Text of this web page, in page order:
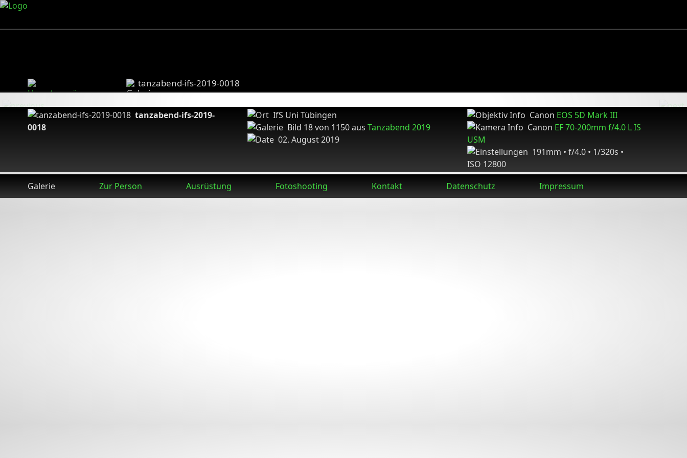
tanzabend-ifs-2019-0018
tanzabend-ifs-2019-
0018
IfS Uni Tübingen
Bild 18 von 1150 aus Tanzabend 2019
02. August 2019
Canon EOS 5D Mark III
Canon EF 70-200mm f/4.0 L IS
USM
191mm • f/4.0 • 1/320s •
ISO 12800
Galerie
Zur Person Ausrüstung Fotoshooting Kontakt Datenschutz Impressum